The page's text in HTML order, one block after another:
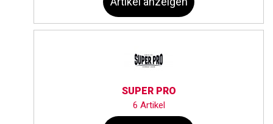
SUPER PRO
6 Artikel